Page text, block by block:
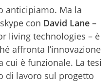
anticipiamo. Ma la
con David Lane –
living technologies – è
affronta l’innovazione
cui è funzionale. La tesi
di lavoro sul progetto